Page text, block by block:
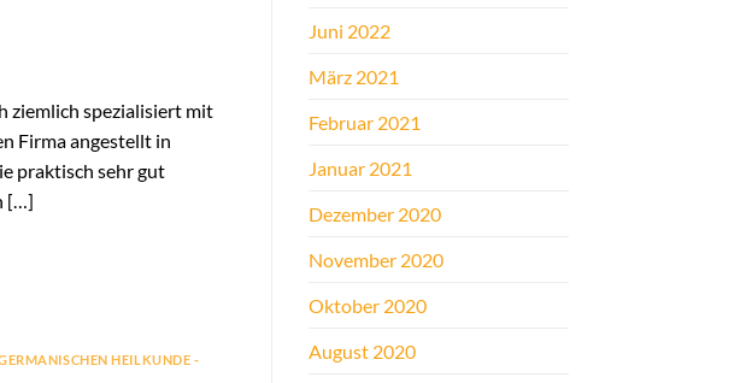
ziemlich spezialisiert mit
Firma angestellt in
praktisch sehr gut
[…]
HEILKUNDE -
Juni 2022
März 2021
Februar 2021
Januar 2021
Dezember 2020
November 2020
Oktober 2020
August 2020